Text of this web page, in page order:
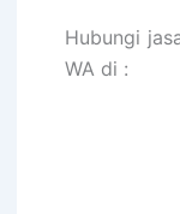
Hubungi
WA di :